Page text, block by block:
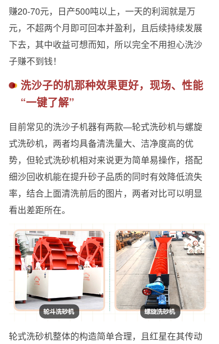
赚20-70元，日产500吨以上，一天的利润就是万
元，不超两个月即可回本并盈利，且后续持续发展
下去，其中收益可想而知，所以完全不用担心洗沙
子赚不到钱！
洗沙子的机那种效果更好，现场、性能
“一键了解”
目前常见的洗沙子机器有两款—轮式洗砂机与螺旋
式洗砂机，两者均具备清洗量大、洁净度高的优
势，但轮式洗砂机相对来说更为简单易操作，搭配
细沙回收机能在提升砂子品质的同时有效降低流失
率，结合上面清洗前后的图片，两者对比可以明显
看出差距所在。
轮式洗砂机整体的构造简单合理，且红星在其传动